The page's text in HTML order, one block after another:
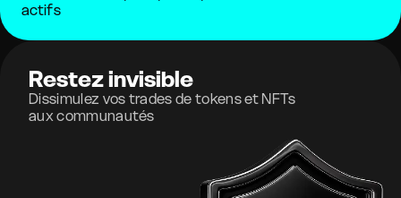
actifs
Restez invisible
Dissimulez vos trades de tokens et NFTs
aux communautés